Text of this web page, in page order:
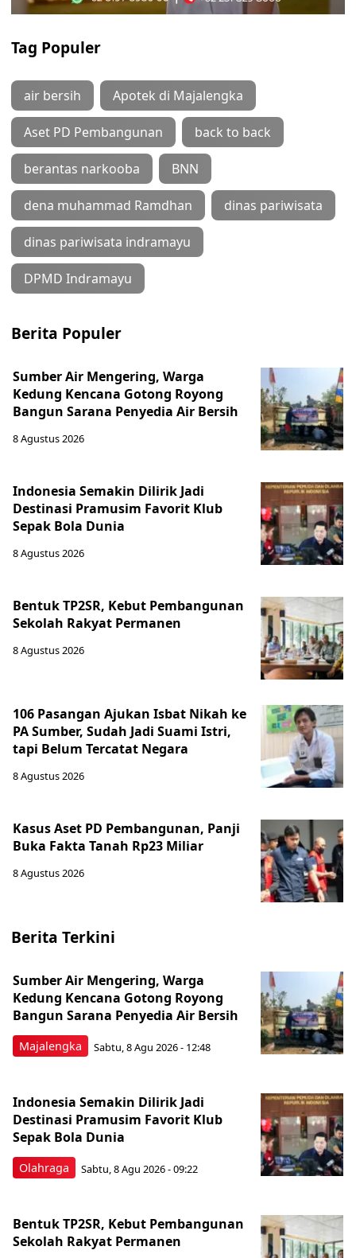
Tag Populer
air bersih Apotek di Majalengka
Aset PD Pembangunan back to back
berantas narkooba BNN
dena muhammad Ramdhan dinas pariwisata
dinas pariwisata indramayu
DPMD Indramayu
Berita Populer
Sumber Air Mengering, Warga
Kedung Kencana Gotong Royong
Bangun Sarana Penyedia Air Bersih
8 Agustus 2026
Indonesia Semakin Dilirik Jadi
Destinasi Pramusim Favorit Klub
Sepak Bola Dunia
8 Agustus 2026
Bentuk TP2SR, Kebut Pembangunan
Sekolah Rakyat Permanen
8 Agustus 2026
106 Pasangan Ajukan Isbat Nikah ke
PA Sumber, Sudah Jadi Suami Istri,
tapi Belum Tercatat Negara
8 Agustus 2026
Kasus Aset PD Pembangunan, Panji
Buka Fakta Tanah Rp23 Miliar
8 Agustus 2026
Berita Terkini
Majalengka
Sumber Air Mengering, Warga
Kedung Kencana Gotong Royong
Bangun Sarana Penyedia Air Bersih
Sabtu, 8 Agu 2026 - 12:48
Olahraga
Indonesia Semakin Dilirik Jadi
Destinasi Pramusim Favorit Klub
Sepak Bola Dunia
Sabtu, 8 Agu 2026 - 09:22
Bentuk TP2SR, Kebut Pembangunan
Sekolah Rakyat Permanen